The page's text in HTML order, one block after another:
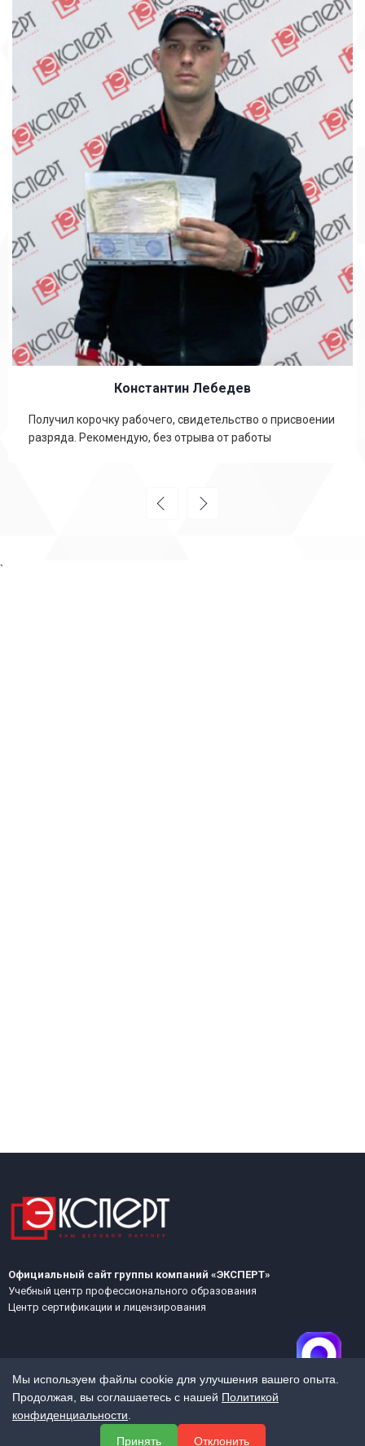
Константин Лебедев
Получил корочку рабочего, свидетельство о присвоении
разряда. Рекомендую, без отрыва от работы
`
Официальный сайт группы компаний «ЭКСПЕРТ»
Учебный центр профессионального образования
Центр сертификации и лицензирования
МЕНЮ
Мы используем файлы cookie для улучшения вашего опыта.
Продолжая, вы соглашаетесь с нашей Политикой
конфиденциальности
Принять
Отклонить